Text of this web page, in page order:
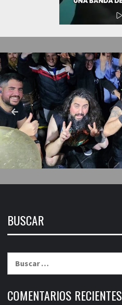
BUSCAR
COMENTARIOS RECIENTES